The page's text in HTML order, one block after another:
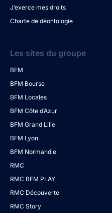
J’exerce mes droits
Charte de déontologie
Les sites du groupe
BFM
BFM Bourse
BFM Locales
BFM Côte d’Azur
BFM Grand Lille
BFM Lyon
BFM Normandie
RMC
RMC BFM PLAY
RMC Découverte
RMC Story